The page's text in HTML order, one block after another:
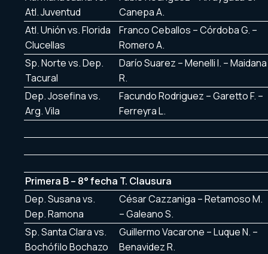
Atl. Juventud
Canepa A.
Atl. Unión vs. Florida
Clucellas
Franco Ceballos – Córdoba G. –
Romero A.
Sp. Norte vs. Dep.
Tacural
Darío Suarez – Menelli I. – Maidana
R.
Dep. Josefina vs.
Arg. Vila
Facundo Rodriguez – Garetto F. –
Ferreyra L.
Primera B – 8° fecha T. Clausura
Dep. Susana vs.
Dep. Ramona
César Cazzaniga – Retamoso M.
– Galeano S.
Sp. Santa Clara vs.
Bochófilo Bochazo
Guillermo Vacarone – Luque N. –
Benavidez R.